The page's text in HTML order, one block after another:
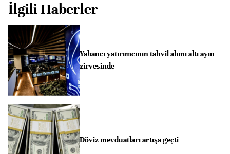
İlgili Haberler
Yabancı yatırımcının tahvil alımı altı ayın
zirvesinde
Döviz mevduatları artışa geçti